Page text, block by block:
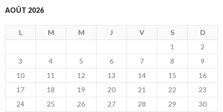
AOÛT 2026
L M M J V S
D
1
2
3
4 5 6 7 8
9
10
11 12 13 14 15
16
17
18 19 20 21 22
23
24
25 26 27 28 29
30